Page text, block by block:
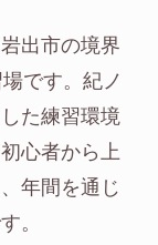
出市の境界
です。紀ノ
た練習環境
心者から上
年間を通じ
。